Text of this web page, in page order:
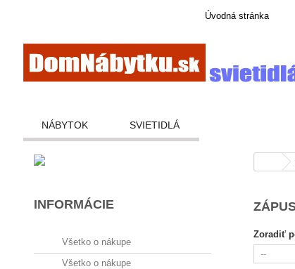
Úvodná stránka
NÁBYTOK SVIETIDLÁ
INFORMÁCIE
Všetko o nákupe
Všetko o nákupe
Zoradiť